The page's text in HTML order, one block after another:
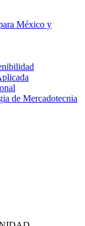
México y
de Mercadotecnia